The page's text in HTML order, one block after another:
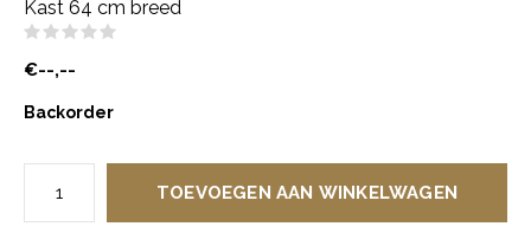
Kast 64 cm breed
€--,--
Backorder
TOEVOEGEN AAN WINKELWAGEN